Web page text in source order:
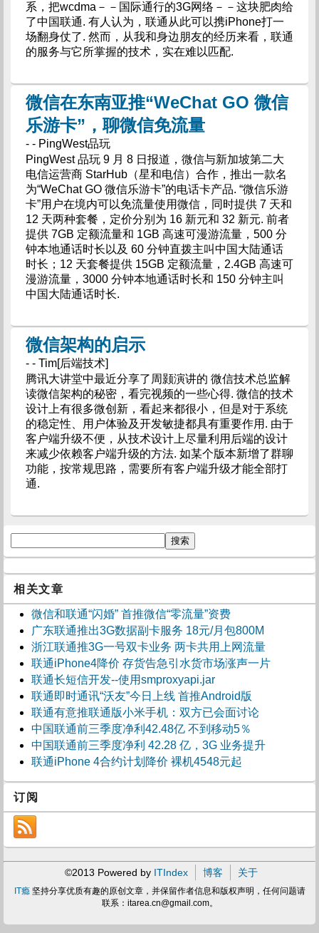
系，把wcdma－－国际通行的3G网络－－这块肥肉给
了中国联通. 有人认为，联通从此可以携iPhone打一
场翻身仗了. 然而，从我和身边朋友的经历来看，联通
的服务与它所掌握的技术，实在难以匹配.
微信在东南亚推“WeChat GO 微信
乐游卡”，聊微信免流量
- - PingWest品玩
PingWest 品玩 9 月 8 日报道，微信与新加坡第二大
电信运营商 StarHub（星和电信）合作，推出一款名
为“WeChat GO 微信乐游卡”的电话卡产品. “微信乐游
卡”用户在境内可以免流量使用微信，同时提供 7 天和
12 天两种套餐，定价分别为 16 新元和 32 新元. 前者
提供 7GB 定额流量和 1GB 高速可漫游流量，500 分
钟本地通话时长以及 60 分钟直拨主叫中国大陆通话
时长；12 天套餐提供 15GB 定额流量，2.4GB 高速可
漫游流量，3000 分钟本地通话时长和 150 分钟主叫
中国大陆通话时长.
微信架构的启示
- - Tim[后端技术]
腾讯大讲堂中最近分享了周颢演讲的 微信技术总监解
读微信架构的秘密，看完视频的一些心得. 微信的技术
设计上有很多微创新，看起来都很小，但是对于系统
的稳定性、用户体验及开发敏捷都具有重要作用. 由于
客户端升级不便，从技术设计上尽量利用后端的设计
来减少依赖客户端升级的方法. 如某个版本新增了群聊
功能，按常规思路，需要所有客户端升级才能全部打
通.
相关文章
微信和联通“闪婚” 首推微信“零流量”资费
广东联通推出3G数据副卡服务 18元/月包800M
浙江联通推3G一号双卡业务 两卡共用上网流量
联通iPhone4降价 存货告急引水货市场涨声一片
联通长短信开发--使用smproxyapi.jar
联通即时通讯“沃友”今日上线 首推Android版
联通有意推联通版小米手机：双方已会面讨论
中国联通前三季度净利42.48亿 不到移动5％
中国联通前三季度净利 42.28 亿，3G 业务提升
联通iPhone 4合约计划降价 裸机4548元起
订阅
©2013 Powered by ITIndex 博客 关于
IT瘾坚持分享优质有趣的原创文章，并保留作者信息和版权声明，任何问题请
联系： itarea.cn@gmail.com。